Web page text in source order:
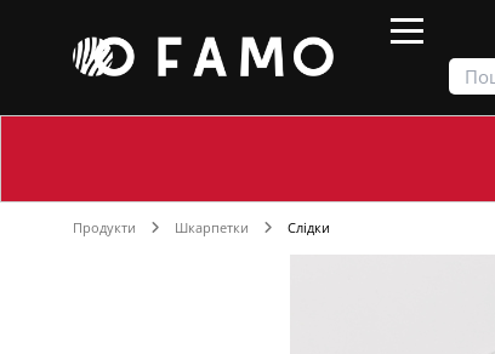
Продукти Шкарпетки Слідки